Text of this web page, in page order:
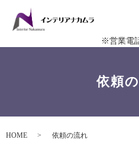
※営業電
依頼
HOME 依頼の流れ